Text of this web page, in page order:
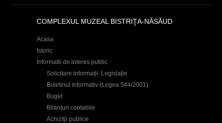
COMPLEXUL MUZEAL BISTRIŢA-NĂSĂUD
Acasa
Istoric
Informatii de interes public
Solicitare informații. Legislație
Buletinul Informativ (Legea 544/2001)
Buget
Bilanțuri contabile
Achiziţii publice